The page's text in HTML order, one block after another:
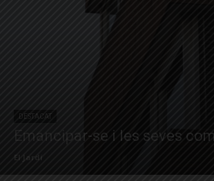
DESTACAT
​​Emancipar-se i les seves
El Jardí